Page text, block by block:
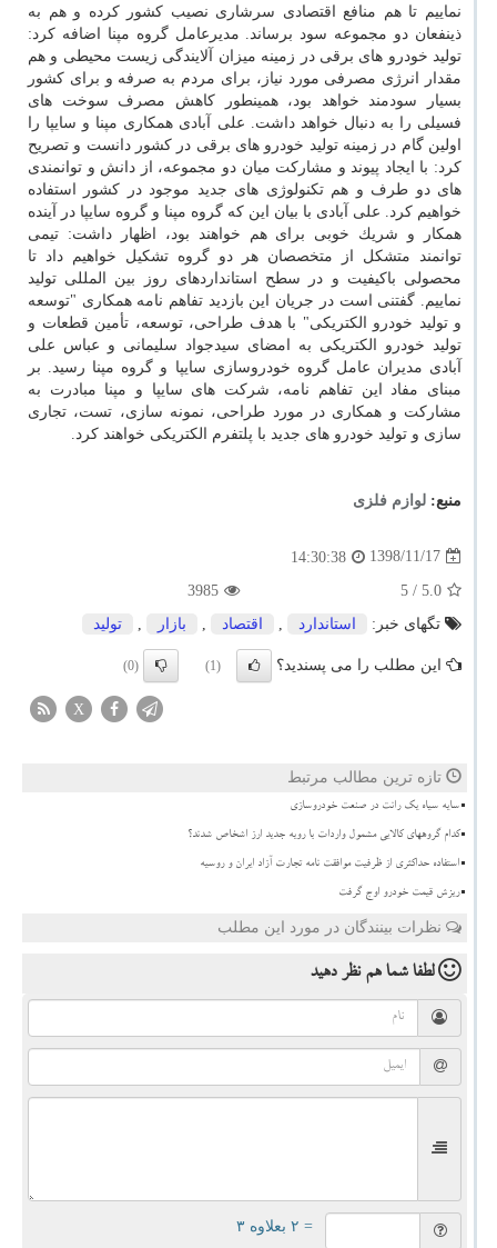
نماییم تا هم منافع اقتصادی سرشاری نصیب كشور كرده و هم به
ذینفعان دو مجموعه سود برساند. مدیرعامل گروه مپنا اضافه كرد:
تولید خودرو های برقی در زمینه میزان آلایندگی زیست محیطی و هم
مقدار انرژی مصرفی مورد نیاز، برای مردم به صرفه و برای كشور
بسیار سودمند خواهد بود، همینطور كاهش مصرف سوخت های
فسیلی را به دنبال خواهد داشت. علی آبادی همكاری مپنا و سایپا را
اولین گام در زمینه تولید خودرو های برقی در كشور دانست و تصریح
كرد: با ایجاد پیوند و مشاركت میان دو مجموعه، از دانش و توانمندی
های دو طرف و هم تكنولوژی های جدید موجود در كشور استفاده
خواهیم كرد. علی آبادی با بیان این كه گروه مپنا و گروه سایپا در آینده
همكار و شریك خوبی برای هم خواهند بود، اظهار داشت: تیمی
توانمند متشكل از متخصصان هر دو گروه تشكیل خواهیم داد تا
محصولی باكیفیت و در سطح استانداردهای روز بین المللی تولید
نماییم. گفتنی است در جریان این بازدید تفاهم نامه همكاری "توسعه
و تولید خودرو الكتریكی" با هدف طراحی، توسعه، تأمین قطعات و
تولید خودرو الكتریكی به امضای سیدجواد سلیمانی و عباس علی
آبادی مدیران عامل گروه خودروسازی سایپا و گروه مپنا رسید. بر
مبنای مفاد این تفاهم نامه، شركت های سایپا و مپنا مبادرت به
مشاركت و همكاری در مورد طراحی، نمونه سازی، تست، تجاری
سازی و تولید خودرو های جدید با پلتفرم الكتریكی خواهند كرد.
منبع: لوازم فلزی
1398/11/17
14:30:38
5.0
/ 5
3985
تگهای خبر:
استاندارد , اقتصاد , بازار , تولید
این مطلب را می پسندید؟ (1)
(0)
X
تازه ترین مطالب مرتبط
سایه سیاه یک رانت در صنعت خودروسازی
کدام گروههای کالایی مشمول واردات با رویه جدید ارز اشخاص شدند؟
استفاده حداکثری از ظرفیت موافقت نامه تجارت آزاد ایران و روسیه
ریزش قیمت خودرو اوج گرفت
نظرات بینندگان در مورد این مطلب
لطفا شما همنظر دهید
= ۲ بعلاوه ۳